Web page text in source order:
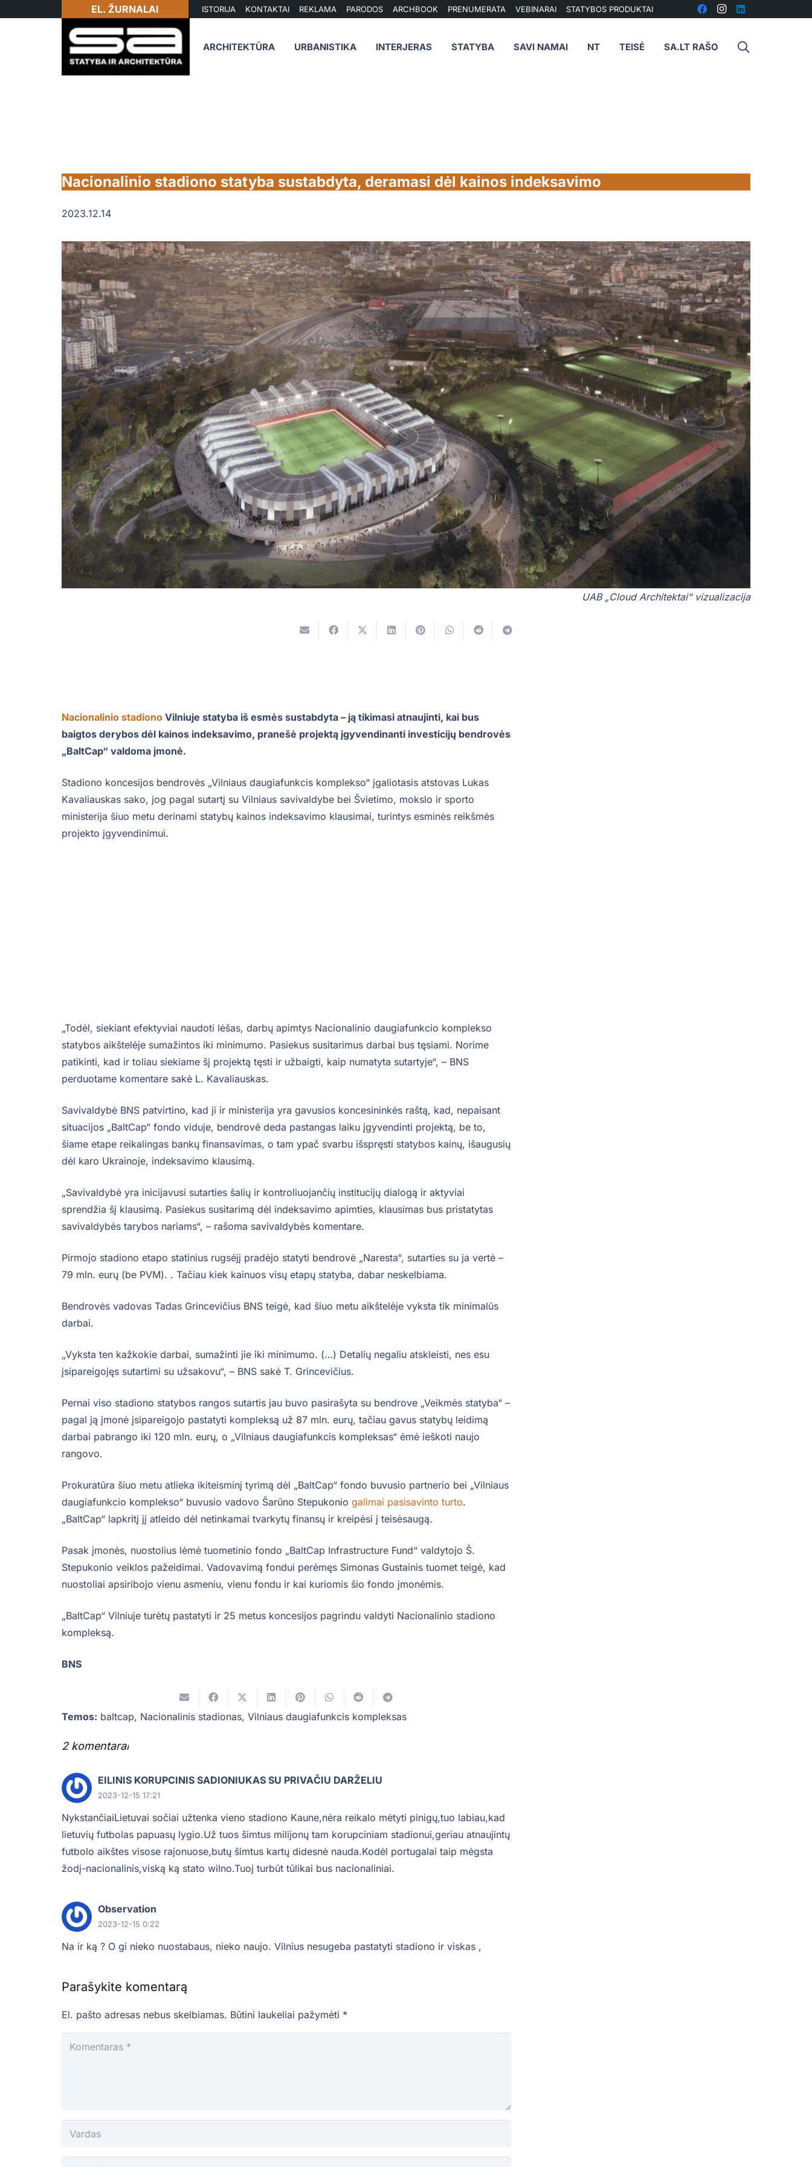
EL. ŽURNALAI ISTORIJA KONTAKTAI REKLAMA PARODOS ARCHBOOK PRENUMERATA VEBINARAI STATYBOS PRODUKTAI
ARCHITEKTŪRA URBANISTIKA INTERJERAS STATYBA SAVI NAMAI NT TEISĖ SA.LT RAŠO
Nacionalinio stadiono statyba sustabdyta, deramasi dėl kainos indeksavimo
2023.12.14
UAB „Cloud Architektai“ vizualizacija
Nacionalinio stadiono Vilniuje statyba iš esmės sustabdyta – ją tikimasi atnaujinti, kai bus
baigtos derybos dėl kainos indeksavimo, pranešė projektą įgyvendinanti investicijų bendrovės
„BaltCap“ valdoma įmonė.
Stadiono koncesijos bendrovės „Vilniaus daugiafunkcis komplekso“ įgaliotasis atstovas Lukas
Kavaliauskas sako, jog pagal sutartį su Vilniaus savivaldybe bei Švietimo, mokslo ir sporto
ministerija šiuo metu derinami statybų kainos indeksavimo klausimai, turintys esminės reikšmės
projekto įgyvendinimui.
„Todėl, siekiant efektyviai naudoti lėšas, darbų apimtys Nacionalinio daugiafunkcio komplekso
statybos aikštelėje sumažintos iki minimumo. Pasiekus susitarimus darbai bus tęsiami. Norime
patikinti, kad ir toliau siekiame šį projektą tęsti ir užbaigti, kaip numatyta sutartyje“, – BNS
perduotame komentare sakė L. Kavaliauskas.
Savivaldybė BNS patvirtino, kad ji ir ministerija yra gavusios koncesininkės raštą, kad, nepaisant
situacijos „BaltCap“ fondo viduje, bendrovė deda pastangas laiku įgyvendinti projektą, be to,
šiame etape reikalingas bankų finansavimas, o tam ypač svarbu išspręsti statybos kainų, išaugusių
dėl karo Ukrainoje, indeksavimo klausimą.
„Savivaldybė yra inicijavusi sutarties šalių ir kontroliuojančių institucijų dialogą ir aktyviai
sprendžia šį klausimą. Pasiekus susitarimą dėl indeksavimo apimties, klausimas bus pristatytas
savivaldybės tarybos nariams“, – rašoma savivaldybės komentare.
Pirmojo stadiono etapo statinius rugsėjį pradėjo statyti bendrovė „Naresta“, sutarties su ja vertė –
79 mln. eurų (be PVM). . Tačiau kiek kainuos visų etapų statyba, dabar neskelbiama.
Bendrovės vadovas Tadas Grincevičius BNS teigė, kad šiuo metu aikštelėje vyksta tik minimalūs
darbai.
„Vyksta ten kažkokie darbai, sumažinti jie iki minimumo. (…) Detalių negaliu atskleisti, nes esu
įsipareigojęs sutartimi su užsakovu“, – BNS sakė T. Grincevičius.
Pernai viso stadiono statybos rangos sutartis jau buvo pasirašyta su bendrove „Veikmės statyba“ –
pagal ją įmonė įsipareigojo pastatyti kompleksą už 87 mln. eurų, tačiau gavus statybų leidimą
darbai pabrango iki 120 mln. eurų, o „Vilniaus daugiafunkcis kompleksas“ ėmė ieškoti naujo
rangovo.
Prokuratūra šiuo metu atlieka ikiteisminį tyrimą dėl „BaltCap“ fondo buvusio partnerio bei „Vilniaus
daugiafunkcio komplekso“ buvusio vadovo Šarūno Stepukonio galimai pasisavinto turto.
„BaltCap“ lapkritį jį atleido dėl netinkamai tvarkytų finansų ir kreipėsi į teisėsaugą.
Pasak įmonės, nuostolius lėmė tuometinio fondo „BaltCap Infrastructure Fund“ valdytojo Š.
Stepukonio veiklos pažeidimai. Vadovavimą fondui perėmęs Simonas Gustainis tuomet teigė, kad
nuostoliai apsiribojo vienu asmeniu, vienu fondu ir kai kuriomis šio fondo įmonėmis.
„BaltCap“ Vilniuje turėtų pastatyti ir 25 metus koncesijos pagrindu valdyti Nacionalinio stadiono
kompleksą.
BNS
Temos: baltcap, Nacionalinis stadionas, Vilniaus daugiafunkcis kompleksas
2 komentarai
.
EILINIS KORUPCINIS SADIONIUKAS SU PRIVAČIU DARŽELIU
2023-12-15 17:21
NykstančiaiLietuvai sočiai užtenka vieno stadiono Kaune,nėra reikalo mėtyti pinigų,tuo labiau,kad
lietuvių futbolas papuasų lygio.Už tuos šimtus milijonų tam korupciniam stadionui,geriau atnaujintų
futbolo aikštes visose rajonuose,butų šimtus kartų didesnė nauda.Kodėl portugalai taip mėgsta
žodį-nacionalinis,viską ką stato wilno.Tuoj turbūt tūlikai bus nacionaliniai.
Observation
2023-12-15 0:22
Na ir ką ? O gi nieko nuostabaus, nieko naujo. Vilnius nesugeba pastatyti stadiono ir viskas ,
Parašykite komentarą
El. pašto adresas nebus skelbiamas. Būtini laukeliai pažymėti *